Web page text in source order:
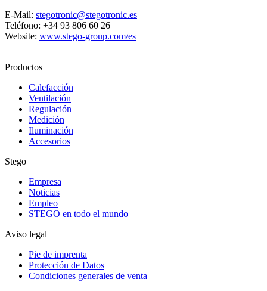
E-Mail: stegotronic@stegotronic.es
Teléfono: +34 93 806 60 26
Website: www.stego-group.com/es
Productos
Calefacción
Ventilación
Regulación
Medición
Iluminación
Accesorios
Stego
Empresa
Noticias
Empleo
STEGO en todo el mundo
Aviso legal
Pie de imprenta
Protección de Datos
Condiciones generales de venta